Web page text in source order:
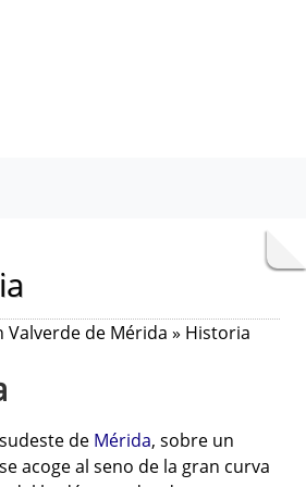
Valverde de Mérida » Historia
de Mérida, sobre un
acoge al seno de la gran curva